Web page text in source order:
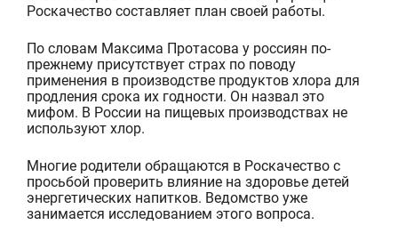
Роскачество составляет план своей работы.
По словам Максима Протасова у россиян по-
прежнему присутствует страх по поводу
применения в производстве продуктов хлора для
продления срока их годности. Он назвал это
мифом. В России на пищевых производствах не
используют хлор.
Многие родители обращаются в Роскачество с
просьбой проверить влияние на здоровье детей
энергетических напитков. Ведомство уже
занимается исследованием этого вопроса.